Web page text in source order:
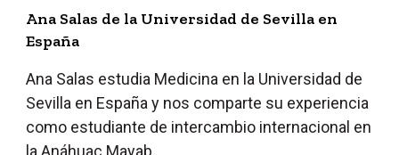
Ana Salas de la Universidad de Sevilla en
España
Ana Salas estudia Medicina en la Universidad de
Sevilla en España y nos comparte su experiencia
como estudiante de intercambio internacional en
la Anáhuac Mayab.